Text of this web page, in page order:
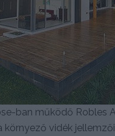
ban működő Robles
vidék